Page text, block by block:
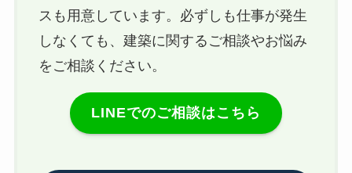
スも用意しています。必ずしも仕事が発生
しなくても、建築に関するご相談やお悩み
をご相談ください。
LINEでのご相談はこちら